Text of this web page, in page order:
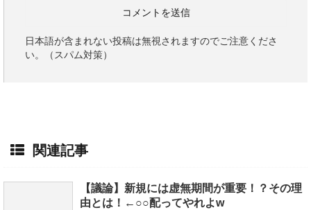
日本語が含まれない投稿は無視されますのでご注意くださ
い。（スパム対策）
関連記事
【議論】新規には虚無期間が重要！？その理
由とは！←○○配ってやれよw